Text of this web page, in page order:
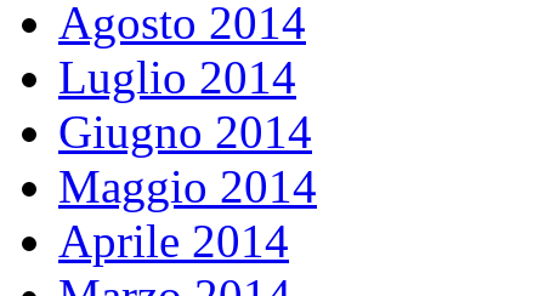
Agosto 2014
Luglio 2014
Giugno 2014
Maggio 2014
Aprile 2014